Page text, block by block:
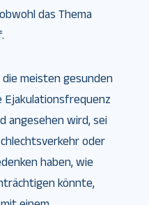
das Thema
meisten gesunden
Ejakulationsfrequenz
angesehen wird, sei
oder
haben, wie
könnte,